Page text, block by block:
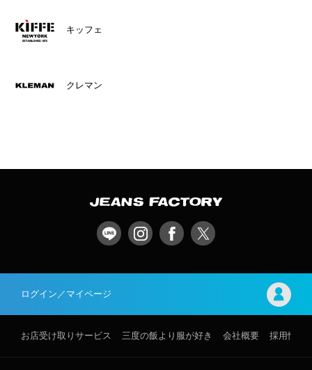
キッフェ
クレマン
ログイン／マイページ
お店受け取りサービス 三度の飯より服が好き 会社概要 採用情報